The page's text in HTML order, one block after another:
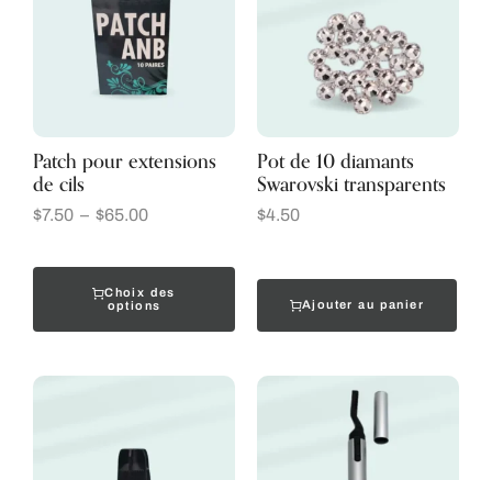
Patch pour extensions
de cils
$7.50 – $65.00
Choix des
options
Pot de 10 diamants
Swarovski transparents
$4.50
Ajouter au panier